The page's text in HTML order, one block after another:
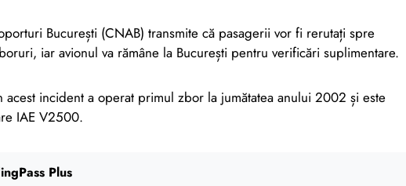
București (CNAB) transmite că pasagerii vor fi rerutați spre
iar avionul va rămâne la București pentru verificări suplimentare.
incident a operat primul zbor la jumătatea anului 2002 și este
IAE V2500.
Plus